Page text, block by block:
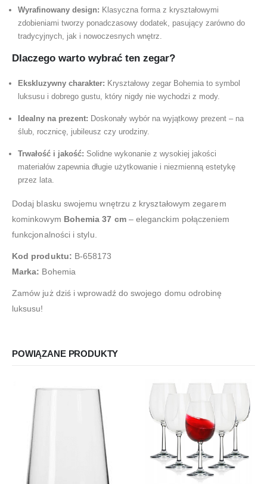
Wyrafinowany design: Klasyczna forma z kryształowymi
zdobieniami tworzy ponadczasowy dodatek, pasujący zarówno do
tradycyjnych, jak i nowoczesnych wnętrz.
Dlaczego warto wybrać ten zegar?
Ekskluzywny charakter: Kryształowy zegar Bohemia to symbol
luksusu i dobrego gustu, który nigdy nie wychodzi z mody.
Idealny na prezent: Doskonały wybór na wyjątkowy prezent – na
ślub, rocznicę, jubileusz czy urodziny.
Trwałość i jakość: Solidne wykonanie z wysokiej jakości
materiałów zapewnia długie użytkowanie i niezmienną estetykę
przez lata.
Dodaj blasku swojemu wnętrzu z kryształowym zegarem
kominkowym Bohemia 37 cm– eleganckim połączeniem
funkcjonalności i stylu.
Kod produktu: B-658173
Marka: Bohemia
Zamów już dziś i wprowadź do swojego domu odrobinę
luksusu!
POWIĄZANE PRODUKTY